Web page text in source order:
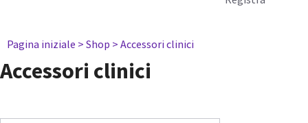
Pagina iniziale > Shop > Accessori clinici
Accessori clinici